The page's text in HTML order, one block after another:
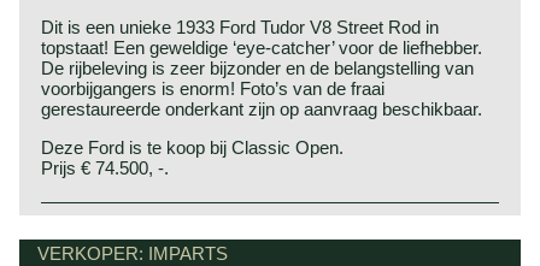
Dit is een unieke 1933 Ford Tudor V8 Street Rod in
topstaat! Een geweldige ‘eye-catcher’ voor de liefhebber.
De rijbeleving is zeer bijzonder en de belangstelling van
voorbijgangers is enorm! Foto’s van de fraai
gerestaureerde onderkant zijn op aanvraag beschikbaar.
Deze Ford is te koop bij Classic Open.
Prijs € 74.500, -.
VERKOPER: IMPARTS